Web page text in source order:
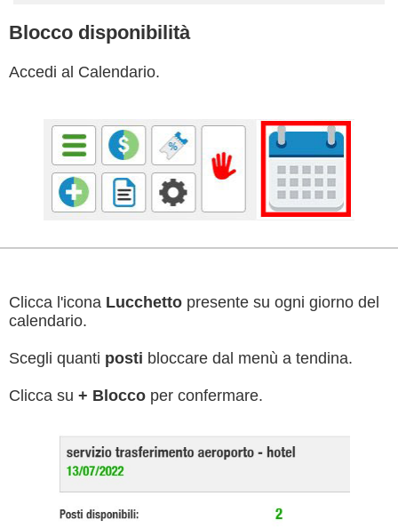
Blocco disponibilità
Accedi al Calendario.
Clicca l'icona Lucchetto presente su ogni giorno del
calendario.
Scegli quanti posti bloccare dal menù a tendina.
Clicca su + Blocco per confermare.